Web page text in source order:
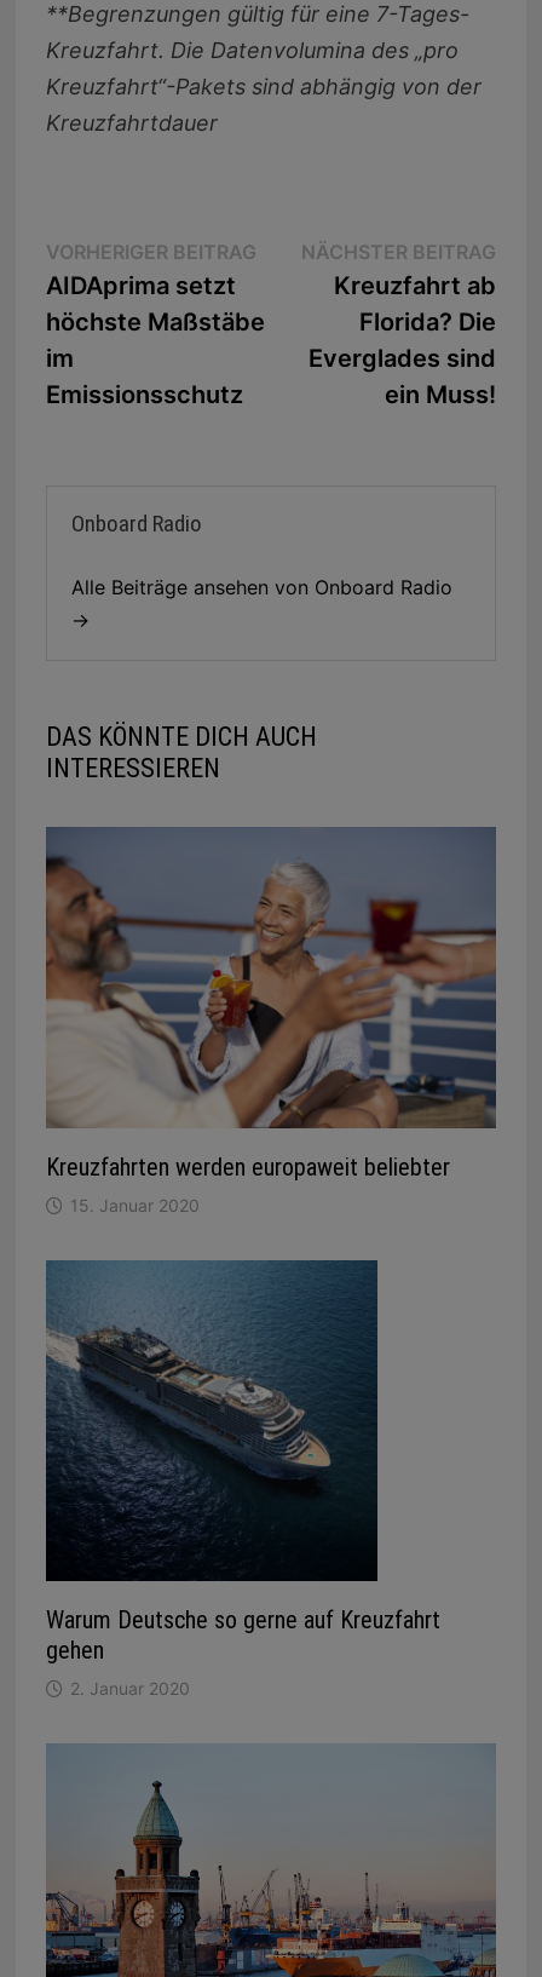
**Begrenzungen gültig für eine 7-Tages-
Kreuzfahrt. Die Datenvolumina des „pro
Kreuzfahrt“-Pakets sind abhängig von der
Kreuzfahrtdauer
Beitragsnavigation
VORHERIGER BEITRAGVorheriger
AIDAprima setzt
höchste Maßstäbe
im
Emissionsschutz
NÄCHSTER BEITRAG
Kreuzfahrt ab
Florida? Die
Everglades sind
ein Muss!
Onboard Radio
Alle Beiträge ansehen von Onboard Radio
→
DAS KÖNNTE DICH AUCH
INTERESSIEREN
Kreuzfahrten werden europaweit beliebter
15. Januar 2020
Warum Deutsche so gerne auf Kreuzfahrt
gehen
2. Januar 2020